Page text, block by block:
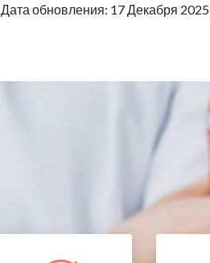
Дата обновления: 17 Декабря 2025